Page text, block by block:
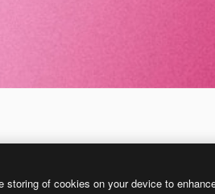
storing of cookies on your device to